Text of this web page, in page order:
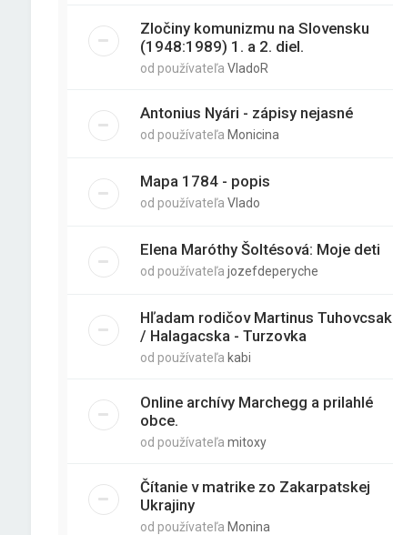
Zločiny komunizmu na Slovensku
(1948:1989) 1. a 2. diel.
od používateľa VladoR
Antonius Nyári - zápisy nejasné
od používateľa Monicina
Mapa 1784 - popis
od používateľa Vlado
Elena Maróthy Šoltésová: Moje deti
od používateľa jozefdeperyche
Hľadam rodičov Martinus Tuhovcsak
/ Halagacska - Turzovka
od používateľa kabi
Online archívy Marchegg a prilahlé
obce.
od používateľa mitoxy
Čítanie v matrike zo Zakarpatskej
Ukrajiny
od používateľa Monina